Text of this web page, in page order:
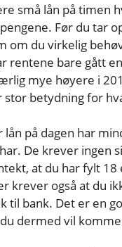
små lån på timen
Før du tar
om du virkelig
rentene bare gått
mye høyere i
betydning for
lån på dagen har
De krever ingen
at du har fylt
krever også at du
til bank. Det er en
dermed vil